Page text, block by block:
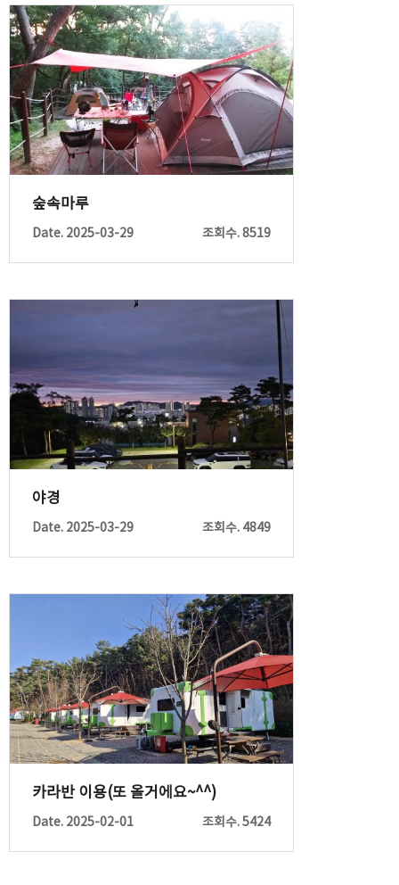
숲속마루
Date. 2025-03-29 조회수. 8519
야경
Date. 2025-03-29 조회수. 4849
카라반 이용(또 올거에요~^^)
Date. 2025-02-01 조회수. 5424